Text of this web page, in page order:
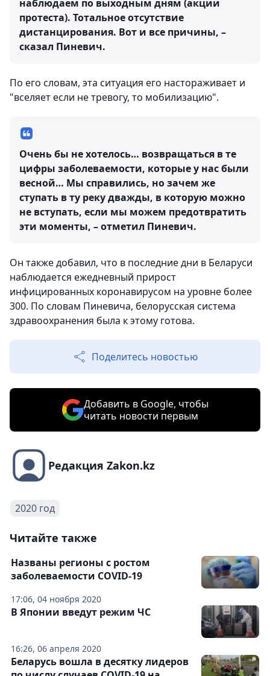
наблюдаем по выходным дням (акции
протеста). Тотальное отсутствие
дистанцирования. Вот и все причины, –
сказал Пиневич.
По его словам, эта ситуация его настораживает и
"вселяет если не тревогу, то мобилизацию".
Очень бы не хотелось… возвращаться в те
цифры заболеваемости, которые у нас были
весной… Мы справились, но зачем же
ступать в ту реку дважды, в которую можно
не вступать, если мы можем предотвратить
эти моменты, – отметил Пиневич.
Он также добавил, что в последние дни в Беларуси
наблюдается ежедневный прирост
инфицированных коронавирусом на уровне более
300. По словам Пиневича, белорусская система
здравоохранения была к этому готова.
Поделитесь новостью
Добавить в Google, чтобы
читать новости первым
Редакция Zakon.kz
2020 год
Читайте также
17:06, 04 ноября 2020
Названы регионы с ростом
заболеваемости COVID-19
16:26, 06 апреля 2020
В Японии введут режим ЧС
Беларусь вошла в десятку лидеров